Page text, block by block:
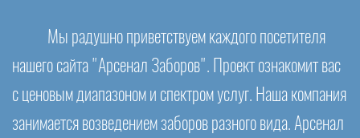
Мы радушно приветствуем каждого посетителя
нашего сайта "Арсенал Заборов". Проект ознакомит вас
с ценовым диапазоном и спектром услуг. Наша компания
занимается возведением заборов разного вида. Арсенал